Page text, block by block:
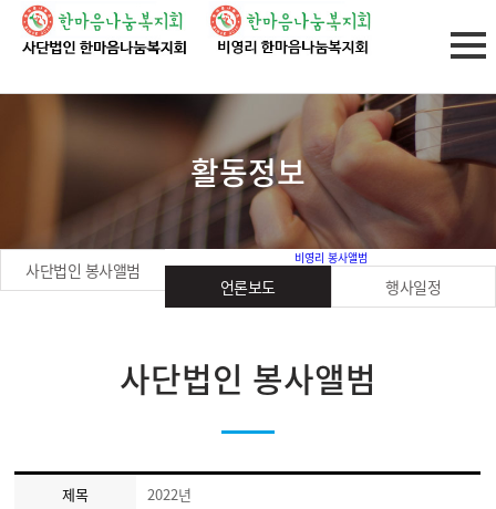
활동정보
사단법인 봉사앨범
비영리 봉사앨범
언론보도 행사일정
사단법인 봉사앨범
제목
2022년